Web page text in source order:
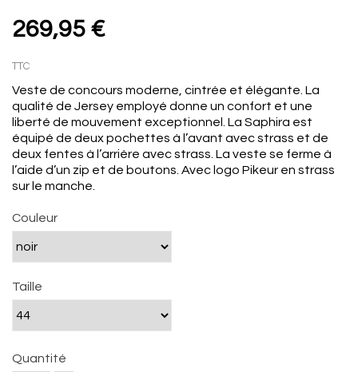
269,95 €
TTC
Veste de concours moderne, cintrée et élégante. La
qualité de Jersey employé donne un confort et une
liberté de mouvement exceptionnel. La Saphira est
équipé de deux pochettes à l’avant avec strass et de
deux fentes à l’arrière avec strass. La veste se ferme à
l’aide d’un zip et de boutons. Avec logo Pikeur en strass
sur le manche.
Couleur
Taille
Quantité